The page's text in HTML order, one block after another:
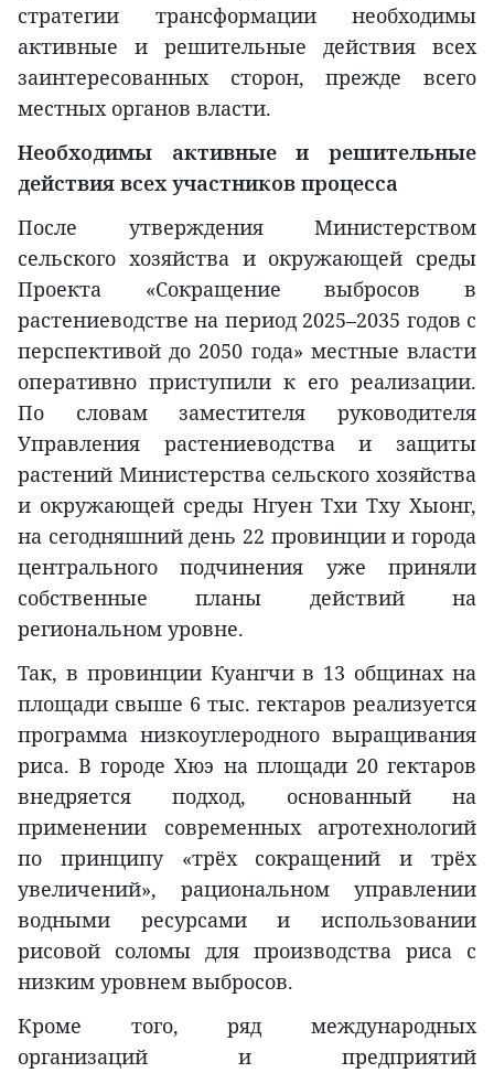
стратегии трансформации необходимы
активные и решительные действия всех
заинтересованных сторон, прежде всего
местных органов власти.
Необходимы активные и решительные
действия всех участников процесса
После утверждения Министерством
сельского хозяйства и окружающей среды
Проекта «Сокращение выбросов в
растениеводстве на период 2025–2035 годов с
перспективой до 2050 года» местные власти
оперативно приступили к его реализации.
По словам заместителя руководителя
Управления растениеводства и защиты
растений Министерства сельского хозяйства
и окружающей среды Нгуен Тхи Тху Хыонг,
на сегодняшний день 22 провинции и города
центрального подчинения уже приняли
собственные планы действий на
региональном уровне.
Так, в провинции Куангчи в 13 общинах на
площади свыше 6 тыс. гектаров реализуется
программа низкоуглеродного выращивания
риса. В городе Хюэ на площади 20 гектаров
внедряется подход, основанный на
применении современных агротехнологий
по принципу «трёх сокращений и трёх
увеличений», рациональном управлении
водными ресурсами и использовании
рисовой соломы для производства риса с
низким уровнем выбросов.
Кроме того, ряд международных
организаций и предприятий